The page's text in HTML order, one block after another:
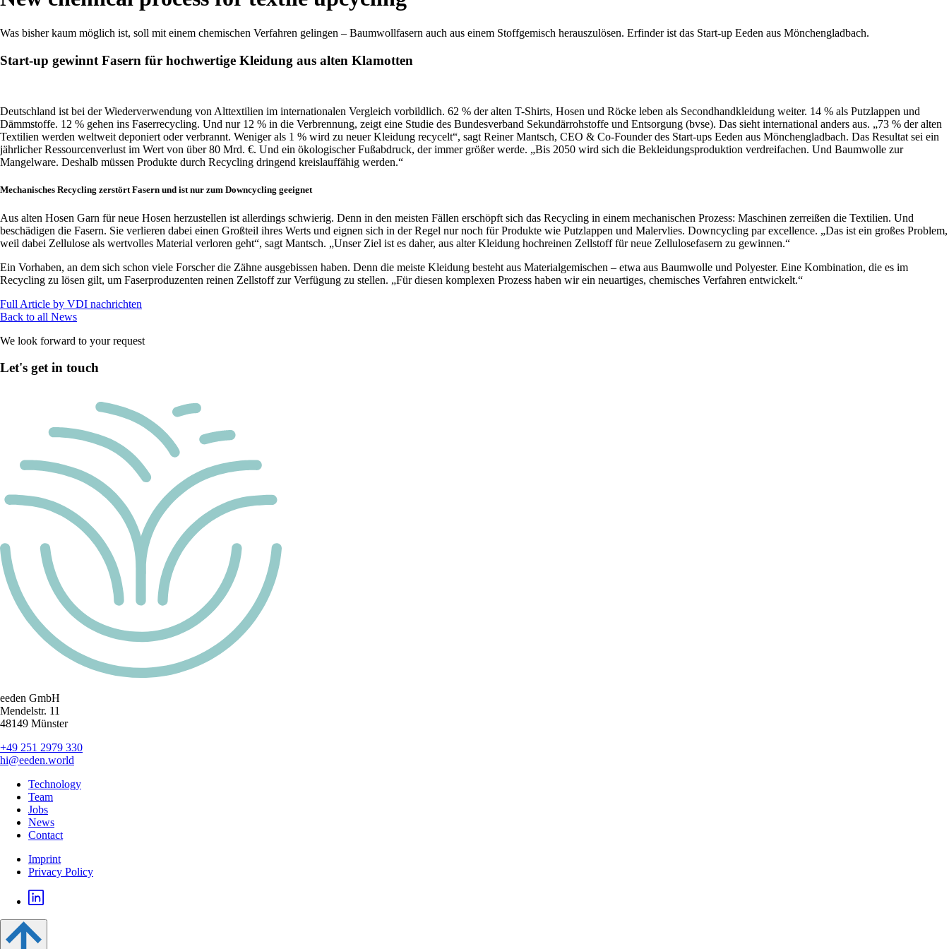
Was bisher kaum möglich ist, soll mit einem chemischen Verfahren gelingen – Baumwollfasern auch aus einem Stoffgemisch herauszulösen. Erfinder ist das Start-up Eeden aus Mönchengladbach.
Start-up gewinnt Fasern für hochwertige Kleidung aus alten Klamotten
Deutschland ist bei der Wiederverwendung von Alttextilien im internationalen Vergleich vorbildlich. 62 % der alten T-Shirts, Hosen und Röcke leben als Secondhandkleidung weiter. 14 % als Putzlappen und
Dämmstoffe. 12 % gehen ins Faserrecycling. Und nur 12 % in die Verbrennung, zeigt eine Studie des Bundesverband Sekundärrohstoffe und Entsorgung (bvse). Das sieht international anders aus. „73 % der alten
Textilien werden weltweit deponiert oder verbrannt. Weniger als 1 % wird zu neuer Kleidung recycelt“, sagt Reiner Mantsch, CEO & Co-Founder des Start-ups Eeden aus Mönchengladbach. Das Resultat sei ein
jährlicher Ressourcenverlust im Wert von über 80 Mrd. €. Und ein ökologischer Fußabdruck, der immer größer werde. „Bis 2050 wird sich die Bekleidungsproduktion verdreifachen. Und Baumwolle zur
Mangelware. Deshalb müssen Produkte durch Recycling dringend kreislauffähig werden.“
Mechanisches Recycling zerstört Fasern und ist nur zum Downcycling geeignet
Aus alten Hosen Garn für neue Hosen herzustellen ist allerdings schwierig. Denn in den meisten Fällen erschöpft sich das Recycling in einem mechanischen Prozess: Maschinen zerreißen die Textilien. Und
beschädigen die Fasern. Sie verlieren dabei einen Großteil ihres Werts und eignen sich in der Regel nur noch für Produkte wie Putzlappen und Malervlies. Downcycling par excellence. „Das ist ein großes Problem,
weil dabei Zellulose als wertvolles Material verloren geht“, sagt Mantsch. „Unser Ziel ist es daher, aus alter Kleidung hochreinen Zellstoff für neue Zellulosefasern zu gewinnen.“
Ein Vorhaben, an dem sich schon viele Forscher die Zähne ausgebissen haben. Denn die meiste Kleidung besteht aus Materialgemischen – etwa aus Baumwolle und Polyester. Eine Kombination, die es im
Recycling zu lösen gilt, um Faserproduzenten reinen Zellstoff zur Verfügung zu stellen. „Für diesen komplexen Prozess haben wir ein neuartiges, chemisches Verfahren entwickelt.“
Full Article by VDI nachrichten
Back to all News
We look forward to your request
Let's get in touch
eeden GmbH
Mendelstr. 11
48149 Münster
+49 251 2979 330
hi@eeden.world
Technology
Team
Jobs
News
Contact
Imprint
Privacy Policy